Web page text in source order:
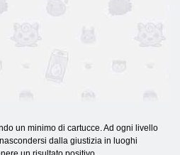
un minimo di cartucce. Ad ogni livello
dalla giustizia in luoghi